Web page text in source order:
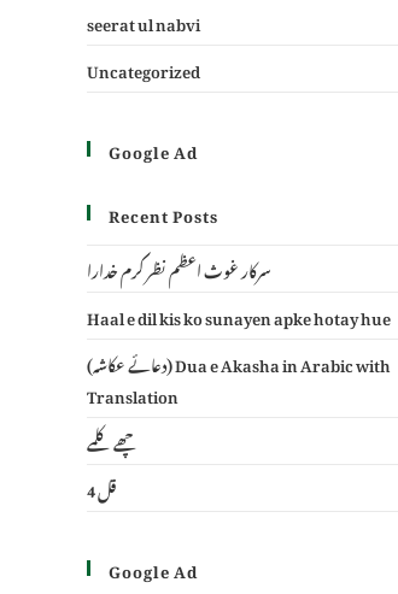
seerat ul nabvi
Uncategorized
Google Ad
Recent Posts
سرکار غوث اعظم نظر کرم خدارا
Haal e dil kis ko sunayen apke hotay hue
(دعائے عکاشہ) Dua e Akasha in Arabic with
Translation
چھے کلمے
4 قل
Google Ad